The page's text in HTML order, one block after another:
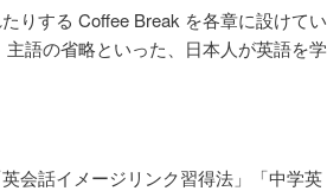
りする Coffee Break を各章に設けてい
語の省略といった、日本人が英語を学
会話イメージリンク習得法」「中学英